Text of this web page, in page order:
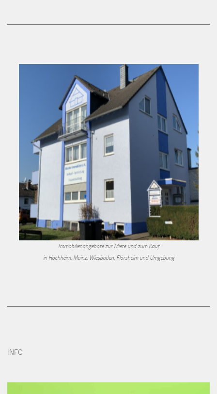
Immobilienangebote zur Miete und zum Kauf
in Hochheim, Mainz, Wiesbaden, Flörsheim und Umgebung
INFO